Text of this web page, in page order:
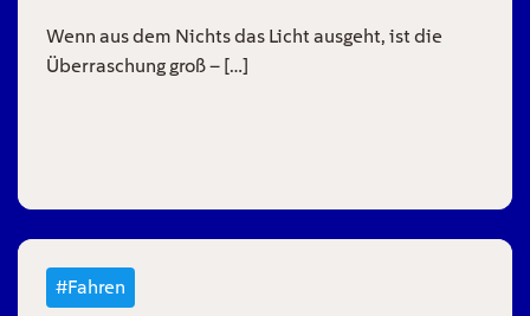
Wenn aus dem Nichts das Licht ausgeht, ist die
Überraschung groß – […]
#Fahren